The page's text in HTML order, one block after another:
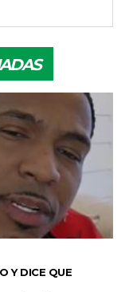
Y DICE QUE